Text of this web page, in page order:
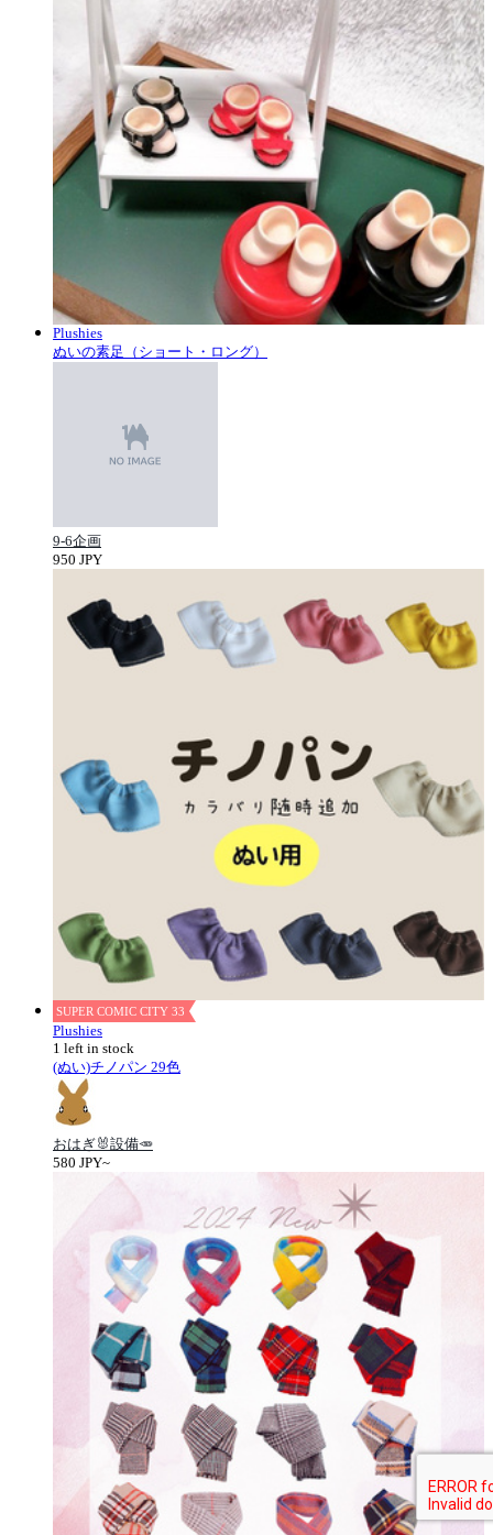
Plushies
ぬいの素足（ショート・ロング）
9-6企画
950 JPY
SUPER COMIC CITY 33
Plushies
1 left in stock
(ぬい)チノパン 29色
おはぎ🐰設備🥕
580 JPY~